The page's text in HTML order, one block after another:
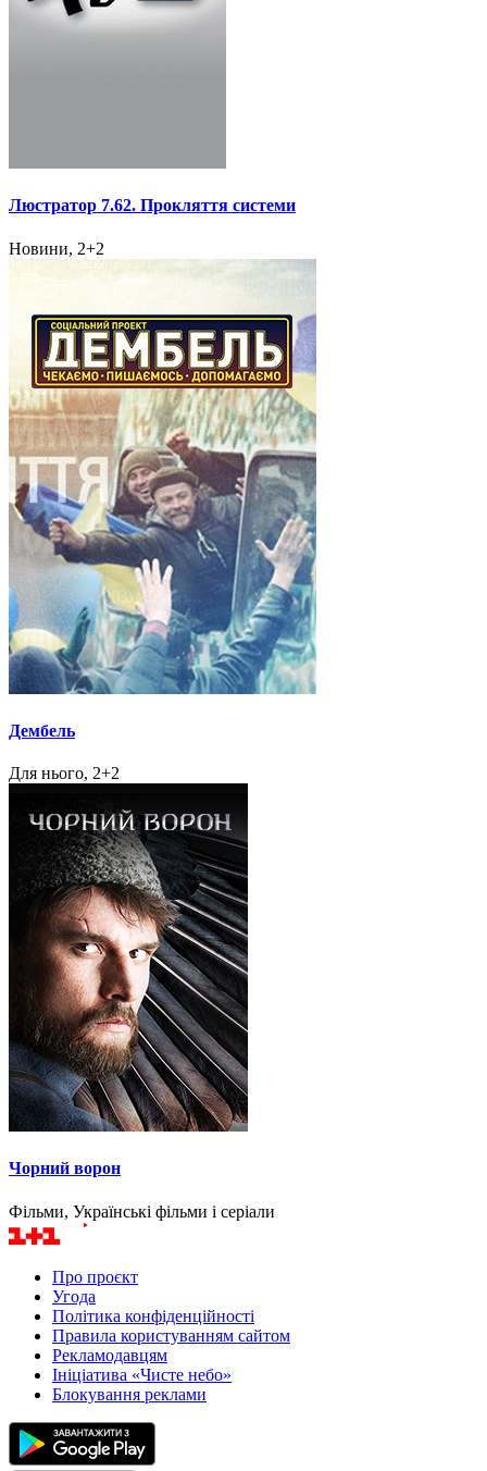
Люстратор 7.62. Прокляття системи
Новини, 2+2
Дембель
Для нього, 2+2
Чорний ворон
Фільми, Українські фільми і серіали
Про проєкт
Угода
Політика конфіденційності
Правила користуванням сайтом
Рекламодавцям
Ініціатива «Чисте небо»
Блокування реклами